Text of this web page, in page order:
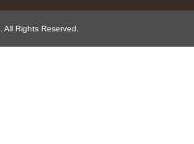
. All Rights Reserved.